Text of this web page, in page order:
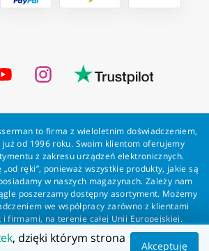
to firma z wieloletnim doświadczeniem,
już od 1996 roku. Swoim klientom oferujemy
z zakresu urządzeń elektronicznych.
„od ręki”, ponieważ wszystkie produkty, jakie są
w naszych magazynach. Zależy nam
poszerzamy dostępny asortyment. Możemy
we współpracy zarówno z klientami
firmami, na terenie całej Unii Europejskiej.
obsługę każdego klienta oraz szybką i
zamówień. Wasserman - wszystko dla
, dzięki którym strona
Akceptuję